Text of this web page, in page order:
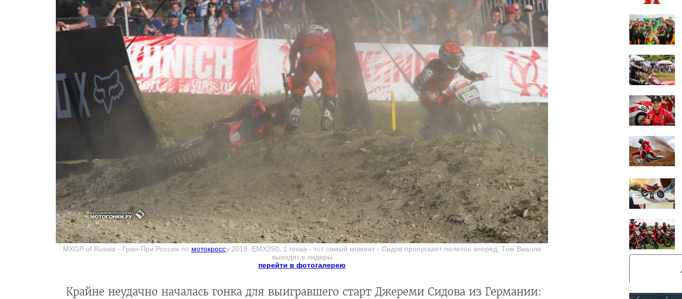
MXGP of Russia - Гран-При России по мотокроссу 2018: EMX250, 1 гонка - тот самый момент - Сидов пропускает пелетон вперед, Том Виалле
выходит в лидеры
перейти в фотогалерею
Крайне неудачно началась гонка для выигравшего старт Джереми Сидова из Германии: